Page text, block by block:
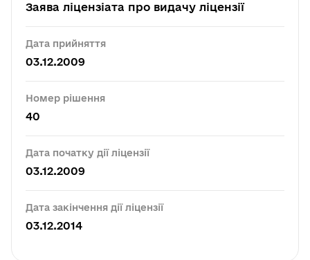
Заява ліцензіата про видачу ліцензії
Дата прийняття
03.12.2009
Номер рішення
40
Дата початку дії ліцензії
03.12.2009
Дата закінчення дії ліцензії
03.12.2014